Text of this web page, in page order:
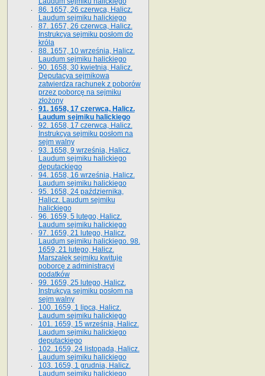
86. 1657, 26 czerwca, Halicz.
Laudum sejmiku halickiego
87. 1657, 26 czerwca, Halicz.
Instrukcya sejmiku posłom do
króla
88. 1657, 10 września, Halicz.
Laudum sejmiku halickiego
90. 1658, 30 kwietnia, Halicz.
Deputacya sejmikowa
zatwierdza rachunek z poborów
przez poborcę na sejmiku
złożony
91. 1658, 17 czerwca, Halicz.
Laudum sejmiku halickiego
92. 1658, 17 czerwca, Halicz.
Instrukcya sejmiku posłom na
sejm walny
93. 1658, 9 września, Halicz.
Laudum sejmiku halickiego
deputackiego
94. 1658, 16 września, Halicz.
Laudum sejmiku halickiego
95. 1658, 24 października,
Halicz. Laudum sejmiku
halickiego
96. 1659, 5 lutego, Halicz.
Laudum sejmiku halickiego
97. 1659, 21 lutego, Halicz.
Laudum sejmiku halickiego. 98.
1659, 21 lutego, Halicz.
Marszałek sejmiku kwituje
poborcę z administracyi
podatków
99. 1659, 25 lutego, Halicz.
Instrukcya sejmiku posłom na
sejm walny
100. 1659, 1 lipca, Halicz.
Laudum sejmiku halickiego
101. 1659, 15 września, Halicz.
Laudum sejmiku halickiego
deputackiego
102. 1659, 24 listopada, Halicz.
Laudum sejmiku halickiego
103. 1659, 1 grudnia, Halicz.
Laudum sejmiku halickiego